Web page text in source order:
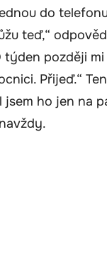
do
teď,“
týden později mi
Přijeď.“
jsem ho jen na